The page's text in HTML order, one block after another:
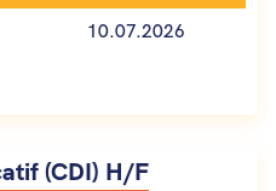
10.07.2026
(CDI) H/F